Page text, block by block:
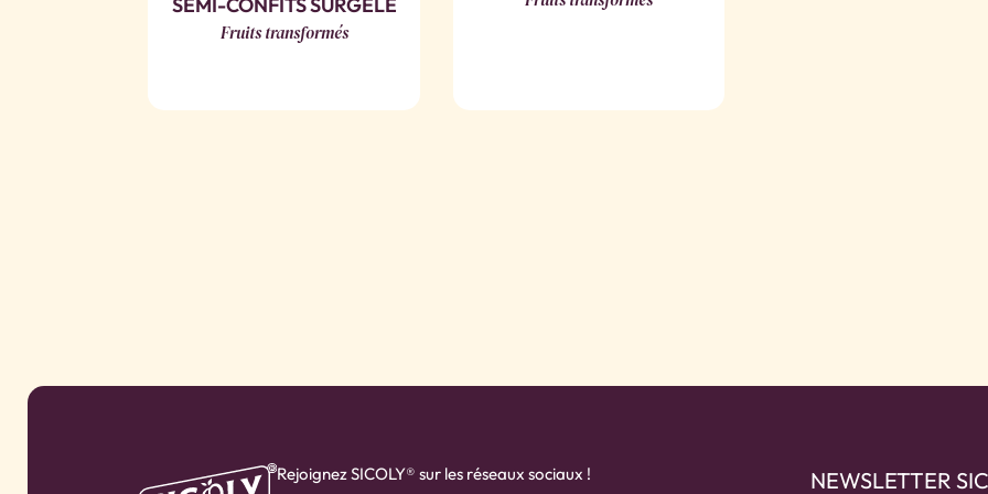
Fruits transformés
Rejoignez SICOLY® sur les réseaux sociaux ! NEWSLETTER